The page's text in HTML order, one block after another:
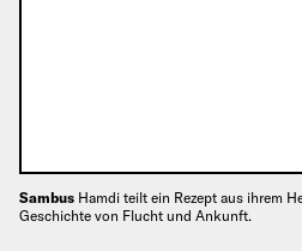
Sambus Hamdi teilt ein Rezept aus ihrem
Geschichte von Flucht und Ankunft.